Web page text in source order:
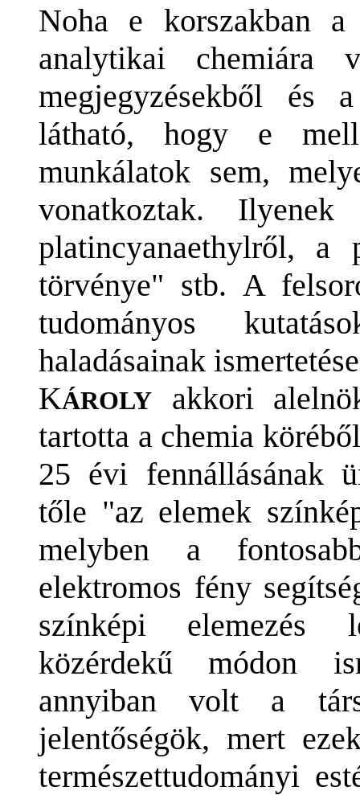
Noha e korszakban a
analytikai chemiára
megjegyzésekből és
látható, hogy e
munkálatok sem,
vonatkoztak.
platincyanaethylről, a
törvénye" stb. A
tudományos
haladásainak
KÁROLY
akkori
tartotta a chemia
25 évi fennállásának
tőle "az elemek
melyben a
elektromos fény
színképi elemezés
közérdekű módon
annyiban volt a
jelentőségök, mert
természettudományi